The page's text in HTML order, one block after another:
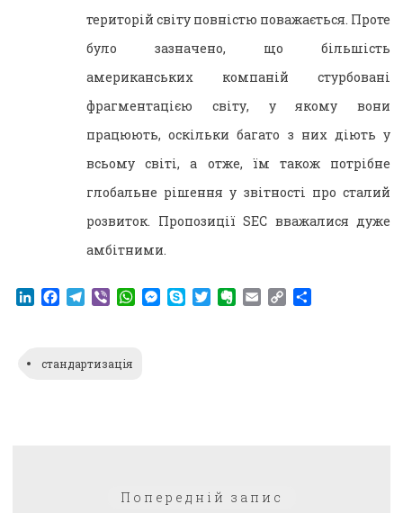
територій світу повністю поважається. Проте
було зазначено, що більшість
американських компаній стурбовані
фрагментацією світу, у якому вони
працюють, оскільки багато з них діють у
всьому світі, а отже, їм також потрібне
глобальне рішення у звітності про сталий
розвиток. Пропозиції SEC вважалися дуже
амбітними.
LinkedIn
Facebook
Telegram
ViberWhatsApp
Messenger
SkypeTwitterEvernote
EmailCopy
стандартизація
Попередній запис